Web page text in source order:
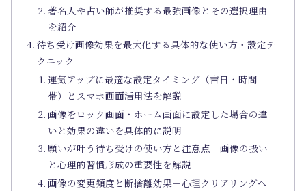
著名人や占い師が推奨する最強画像とその選択理由
を紹介
待ち受け画像効果を最大化する具体的な使い方・設定テ
クニック
運気アップに最適な設定タイミング（吉日・時間
帯）とスマホ画面活用法を解説
画像をロック画面・ホーム画面に設定した場合の違
いと効果の違いを具体的に説明
願いが叶う待ち受けの使い方と注意点－画像の扱い
と心理的習慣形成の重要性を解説
画像の変更頻度と断捨離効果－心理クリアリングへ